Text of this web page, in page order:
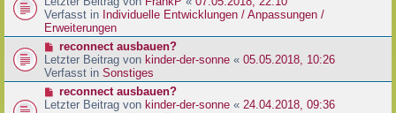
r
a
g
B
e
i
r
a
g
u
e
r
B
e
i
r
Verfasst in Individuelle Entwicklungen / Anpassungen /
Erweiterungen
N
e
u
e
r
reconnect ausbauen?
Letzter Beitrag von kinder-der-sonne « 05.05.2018, 10:26
Verfasst in Sonstiges
N
e
reconnect ausbauen?
Letzter Beitrag von kinder-der-sonne « 24.04.2018, 09:36